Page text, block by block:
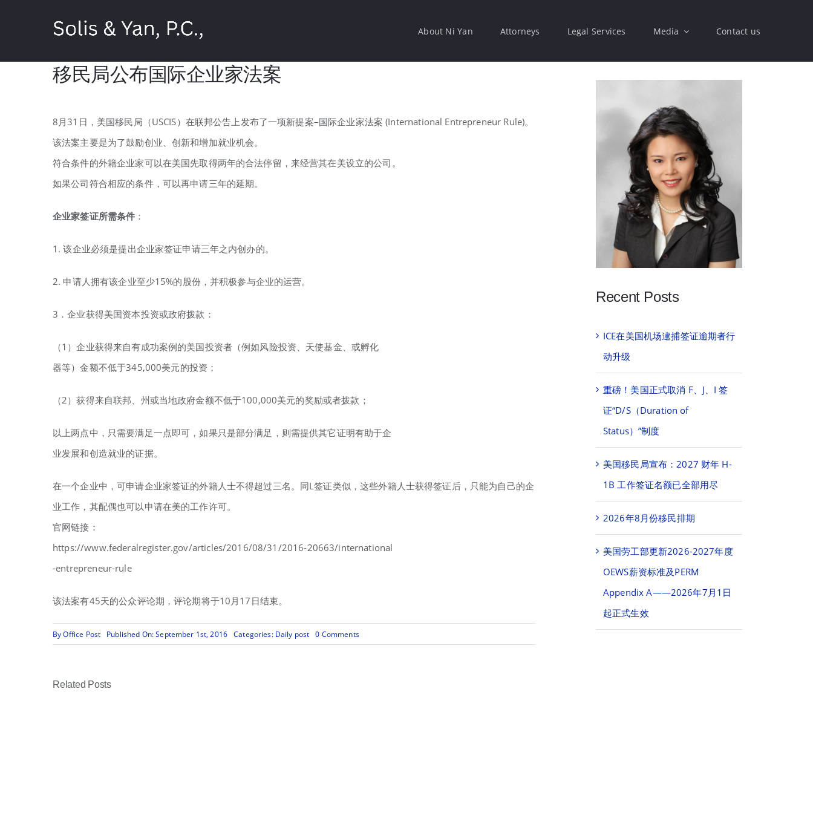
About Ni Yan Attorneys Legal Services Media Contact us
移民局公布国际企业家法案
8月31日，美国移民局（USCIS）在联邦公告上发布了一项新提案–国际企业家法案 (International Entrepreneur Rule)。
该法案主要是为了鼓励创业、创新和增加就业机会。
符合条件的外籍企业家可以在美国先取得两年的合法停留，来经营其在美设立的公司。
如果公司符合相应的条件，可以再申请三年的延期。
企业家签证所需条件 ：
1. 该企业必须是提出企业家签证申请三年之内创办的。
2. 申请人拥有该企业至少15%的股份，并积极参与企业的运营。
3．企业获得美国资本投资或政府拨款：
（1）企业获得来自有成功案例的美国投资者（例如风险投资、天使基金、或孵化
器等）金额不低于345,000美元的投资；
（2）获得来自联邦、州或当地政府金额不低于100,000美元的奖励或者拨款；
以上两点中，只需要满足一点即可，如果只是部分满足，则需提供其它证明有助于企
业发展和创造就业的证据。
在一个企业中，可申请企业家签证的外籍人士不得超过三名。同L签证类似，这些外籍人士获得签证后，只能为自己的企
业工作，其配偶也可以申请在美的工作许可。
官网链接：
https://www.federalregister.gov/articles/2016/08/31/2016-20663/international
-entrepreneur-rule
该法案有45天的公众评论期，评论期将于10月17日结束。
ByOffice Post Published On: September 1st, 2016 Categories: Daily post 0 Commentson
移
Related Posts
Recent Posts
ICE在美国机场逮捕签证逾期者行
动升级
重磅！美国正式取消 F、J、I 签
证“D/S（Duration of
Status）”制度
美国移民局宣布：2027 财年 H-
1B 工作签证名额已全部用尽
2026年8月份移民排期
美国劳工部更新2026-2027年度
OEWS薪资标准及PERM
Appendix A——2026年7月1日
起正式生效